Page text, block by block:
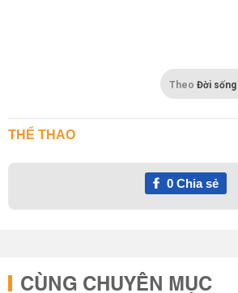
Theo Đời sống
THỂ THAO
0Chia sẻ
CÙNG CHUYÊN MỤC